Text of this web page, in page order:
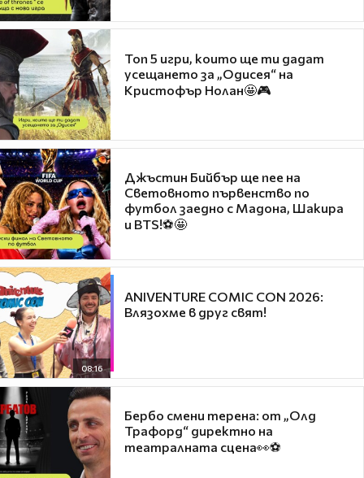
Топ 5 игри, които ще ти дадат
усещането за „Одисея“ на
Кристофър Нолан🤩🎮
Джъстин Бийбър ще пее на
Световното първенство по
футбол заедно с Мадона, Шакира
и BTS!⚽🤩
08:16
ANIVENTURE COMIC CON 2026:
Влязохме в друг свят!
Бербо смени терена: от „Олд
Трафорд“ директно на
театралната сцена👀⚽